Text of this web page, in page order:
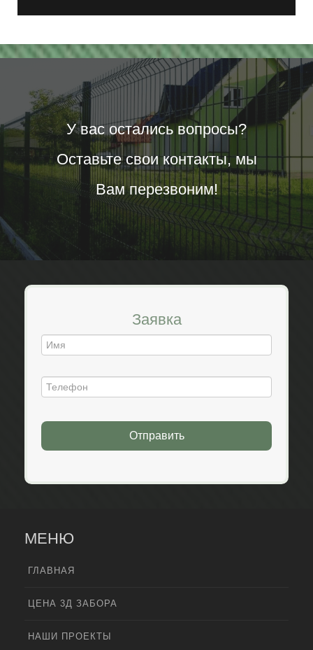
У вас остались вопросы?
Оставьте свои контакты, мы
Вам перезвоним!
Заявка
Отправить
МЕНЮ
ГЛАВНАЯ
ЦЕНА 3Д ЗАБОРА
НАШИ ПРОЕКТЫ